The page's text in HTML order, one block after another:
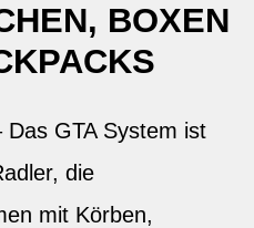
BOXEN
GTA System ist
die
mit Körben,